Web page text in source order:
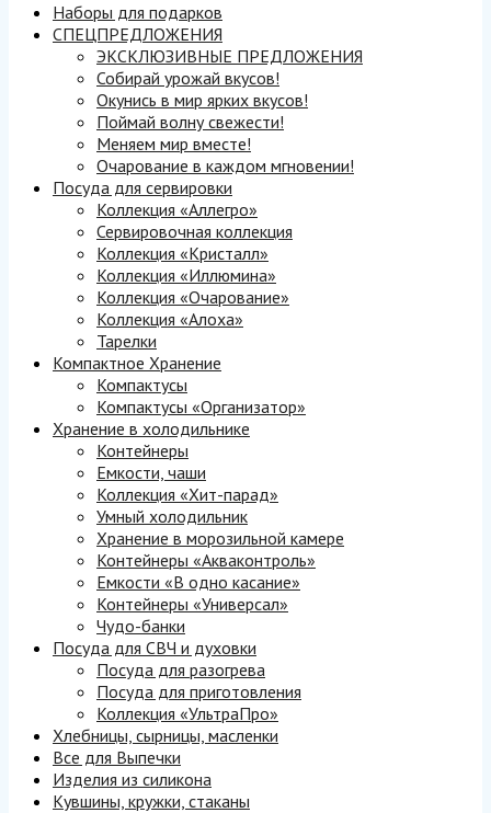
Наборы для подарков
СПЕЦПРЕДЛОЖЕНИЯ
ЭКСКЛЮЗИВНЫЕ ПРЕДЛОЖЕНИЯ
Собирай урожай вкусов!
Окунись в мир ярких вкусов!
Поймай волну свежести!
Меняем мир вместе!
Очарование в каждом мгновении!
Посуда для сервировки
Коллекция «Аллегро»
Сервировочная коллекция
Коллекция «Кристалл»
Коллекция «Иллюмина»
Коллекция «Очарование»
Коллекция «Алоха»
Тарелки
Компактное Хранение
Компактусы
Компактусы «Организатор»
Хранение в холодильнике
Контейнеры
Емкости, чаши
Коллекция «Хит-парад»
Умный холодильник
Хранение в морозильной камере
Контейнеры «Акваконтроль»
Емкости «В одно касание»
Контейнеры «Универсал»
Чудо-банки
Посуда для СВЧ и духовки
Посуда для разогрева
Посуда для приготовления
Коллекция «УльтраПро»
Хлебницы, сырницы, масленки
Все для Выпечки
Изделия из силикона
Кувшины, кружки, стаканы